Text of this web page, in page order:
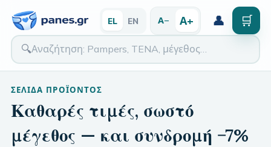
🔍
EL EN Α− Α+ 👤 🛒
ΣΕΛΊΔΑ ΠΡΟΪΌΝΤΟΣ
Καθαρές τιμές, σωστό
μέγεθος — και συνδρομή −7%